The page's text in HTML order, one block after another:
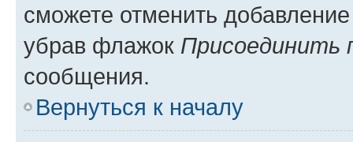
сможете отменить
убрав флажок Присоединить
сообщения.
Вернуться к началу